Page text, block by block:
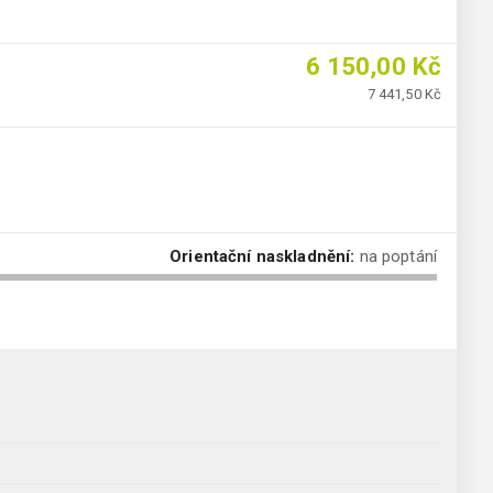
6 150,00 Kč
7 441,50 Kč
Orientační naskladnění: na poptání